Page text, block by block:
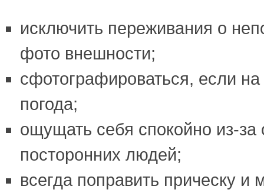
исключить переживания о
фото внешности;
сфотографироваться, если
погода;
ощущать себя спокойно из-за
посторонних людей;
всегда поправить прическу и